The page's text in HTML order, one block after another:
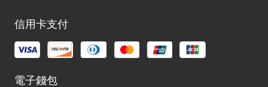
信用卡支付
電子錢包